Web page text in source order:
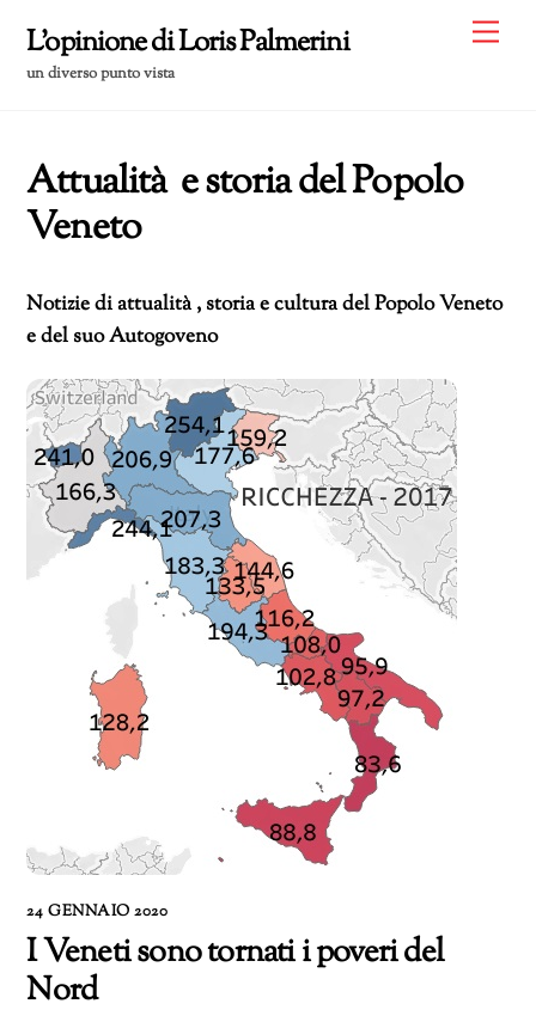
content
L'opinione di Loris Palmerini
un diverso punto vista
Attualità e storia del Popolo
Veneto
Notizie di attualità , storia e cultura del Popolo Veneto
e del suo Autogoveno
24 GENNAIO 2020
I Veneti sono tornati i poveri del
Nord